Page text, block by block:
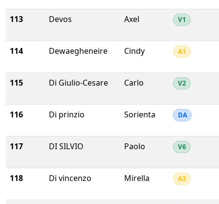
113 Devos Axel V1
114 Dewaegheneire Cindy A1
115 Di Giulio-Cesare Carlo V2
116 Di prinzio Sorienta DA
117 DI SILVIO Paolo V6
118 Di vincenzo Mirella A3